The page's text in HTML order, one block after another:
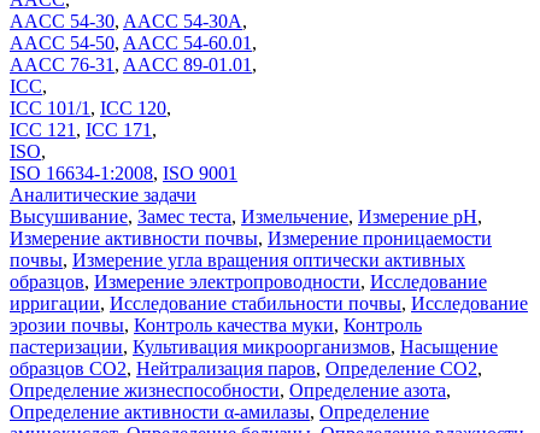
AACC 54-30, AACC 54-30A,
AACC 54-50, AACC 54-60.01 ,
AACC 76-31 , AACC 89-01.01 ,
ICC,
ICC 101/1 , ICC 120,
ICC 121 , ICC 171 ,
ISO,
ISO 16634-1:2008, ISO 9001
Аналитические задачи
Высушивание, Замес теста, Измельчение, Измерение pH,
Измерение активности почвы, Измерение проницаемости
почвы, Измерение угла вращения оптически активных
образцов, Измерение электропроводности, Исследование
ирригации, Исследование стабильности почвы, Исследование
эрозии почвы, Контроль качества муки, Контроль
пастеризации, Культивация микроорганизмов, Насыщение
образцов CO2, Нейтрализация паров, Определение CO2,
Определение жизнеспособности, Определение азота,
Определение активности α-амилазы, Определение